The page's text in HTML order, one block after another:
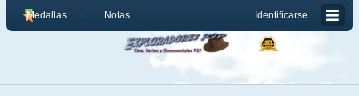
Identificarse
Medallas Notas